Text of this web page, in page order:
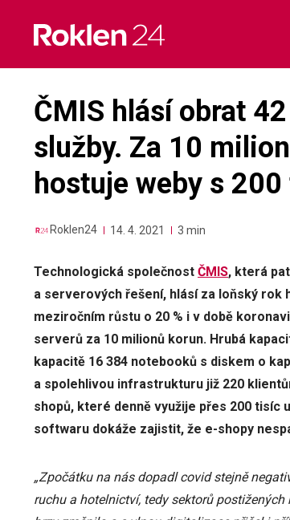
content
ČMIS hlásí obrat
služby. Za 10
hostuje weby s
Roklen24 14. 4. 2021 3 min
Technologická společnost ČMIS, která
a serverových řešení, hlásí za loňský rok
meziročním růstu o 20 % i v době
serverů za 10 milionů korun. Hrubá
kapacitě 16 384 notebooků s diskem o
a spolehlivou infrastrukturu již 220
shopů, které denně využije přes 200 tisíc
softwaru dokáže zajistit, že e-shopy
„Zpočátku na nás dopadl covid stejně
ruchu a hotelnictví, tedy sektorů